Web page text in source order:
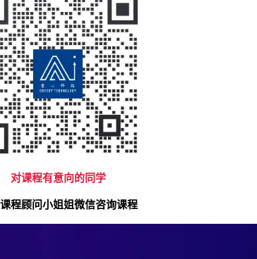
对课程有意向的同学
程顾问小姐姐微信咨询课程